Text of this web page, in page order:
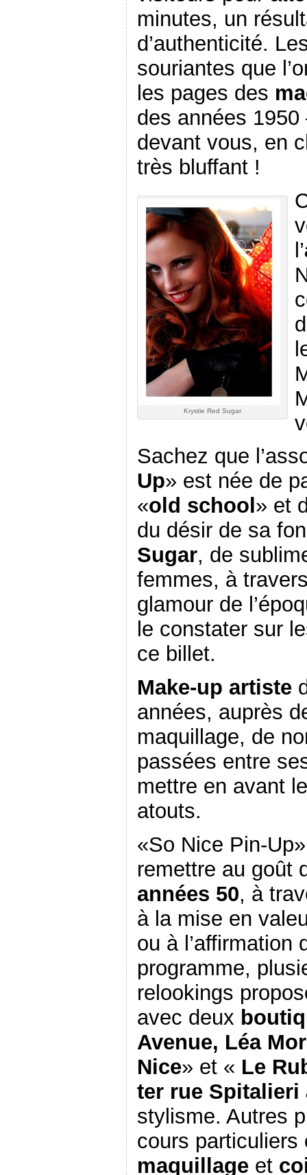
minutes, un
d’authenticité.
souriantes que
les pages des
des années
devant vous, en
très bluffant !
Krystie Red Sugar
l’
Sachez que
Up» est née de
«old school » et
du désir de sa
Sugar, de
femmes, à
glamour de
le constater sur
ce billet.
Make-up artiste
années, auprès
maquillage, de
passées entre
mettre en avant
atouts.
«So Nice Pin-
remettre au goût
années 50, à
à la mise en
ou à l’affirmation
programme,
relookings
avec deux
Avenue, Léa
Nice» et « Le
ter rue Spitalieri
stylisme. Autres
cours particuliers
maquillageet